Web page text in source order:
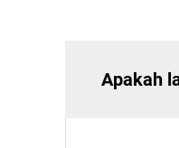
Apakah